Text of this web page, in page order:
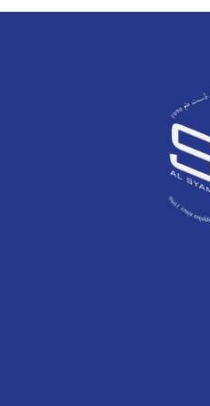
cabinet,splicing tolerance is
color richness and brightness